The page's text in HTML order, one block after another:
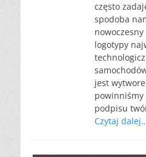
często
spodoba
logotypy
jest
powinniśmy
podpisu
Czytaj